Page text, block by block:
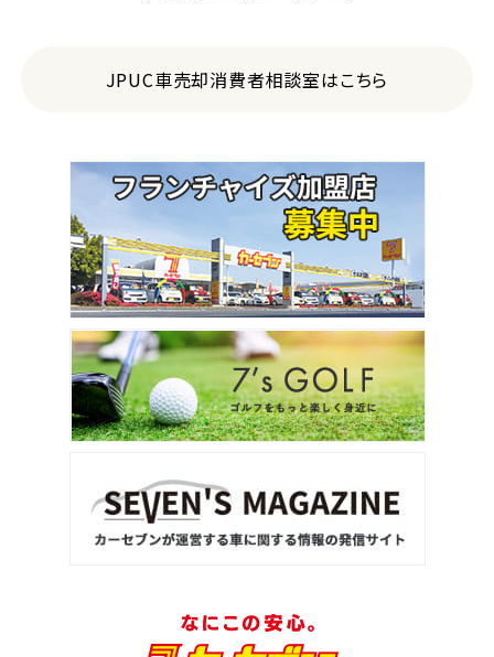
JPUC車売却消費者相談室はこちら